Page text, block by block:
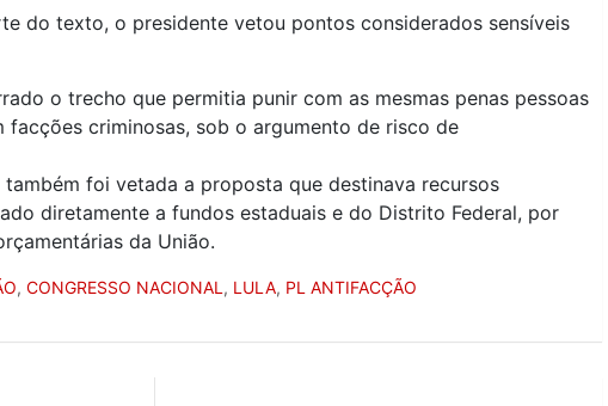
do texto, o presidente vetou pontos considerados sensíveis
o trecho que permitia punir com as mesmas penas pessoas
criminosas, sob o argumento de risco de
foi vetada a proposta que destinava recursos
diretamente a fundos estaduais e do Distrito Federal, por
da União.
, CONGRESSO NACIONAL , LULA, PL ANTIFACÇÃO